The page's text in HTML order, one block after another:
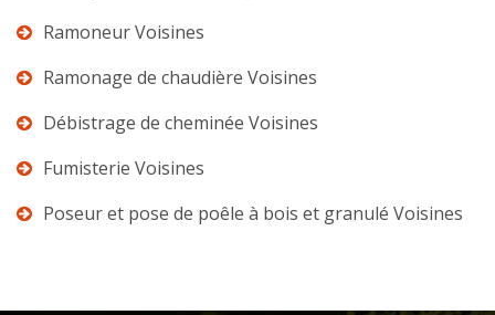
Ramoneur Voisines
Ramonage de chaudière Voisines
Débistrage de cheminée Voisines
Fumisterie Voisines
Poseur et pose de poêle à bois et granulé Voisines